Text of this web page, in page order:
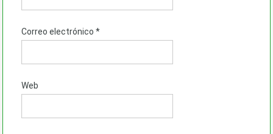
Correo electrónico *
Web